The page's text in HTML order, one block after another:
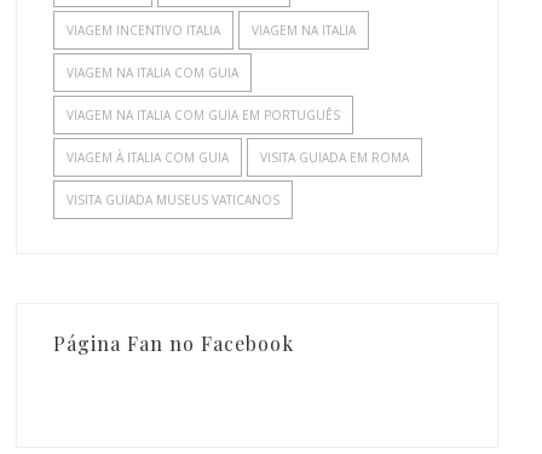
VIAGEM INCENTIVO ITALIA VIAGEM NA ITALIA
VIAGEM NA ITALIA COM GUIA
VIAGEM NA ITALIA COM GUIA EM PORTUGUÊS
VIAGEM À ITALIA COM GUIA VISITA GUIADA EM ROMA
VISITA GUIADA MUSEUS VATICANOS
Página Fan no Facebook